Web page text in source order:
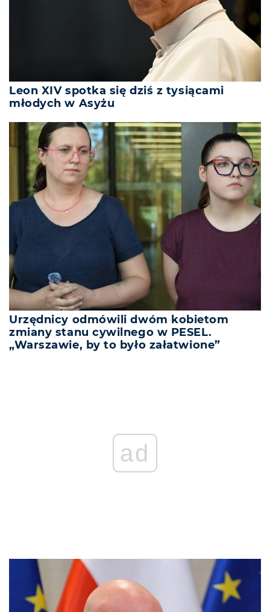
Leon XIV spotka się dziś z tysiącami
młodych w Asyżu
Urzędnicy odmówili dwóm kobietom
zmiany stanu cywilnego w PESEL.
„Warszawie, by to było załatwione”
ad